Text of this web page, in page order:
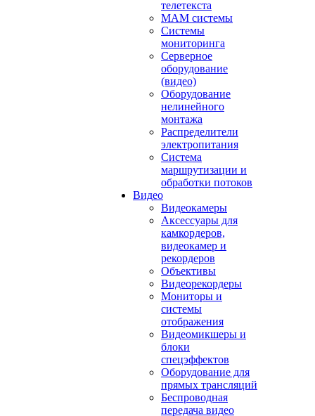
телетекста
MAM системы
Системы
мониторинга
Серверное
оборудование
(видео)
Оборудование
нелинейного
монтажа
Распределители
электропитания
Система
маршрутизации и
обработки потоков
Видео
Видеокамеры
Аксессуары для
камкордеров,
видеокамер и
рекордеров
Объективы
Видеорекордеры
Мониторы и
системы
отображения
Видеомикшеры и
блоки
спецэффектов
Оборудование для
прямых трансляций
Беспроводная
передача видео